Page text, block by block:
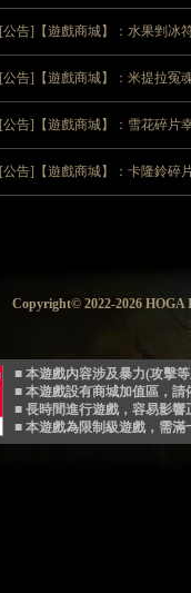
[公告]【遊戲商城】：水果剉冰
[公告]【遊戲商城】：米提拉冤
[公告]【遊戲商城】：雪花碎片
[公告]【遊戲商城】：卡隆鈴碎
Copyright© 2022-2026
■ 本遊戲內容涉及暴力(攻擊
■ 本遊戲設有商城加值區，
■ 長時間進行遊戲，容易影
■ 本遊戲為限制級遊戲，需